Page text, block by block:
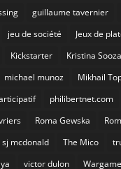
guillaume tavernier
jeu de société
Jeux de
Kickstarter
Kristina
michael munoz
Mikhail
philibertnet.com
Roma Gewska
sj mcdonald The Mico
victor dulon
Wargame